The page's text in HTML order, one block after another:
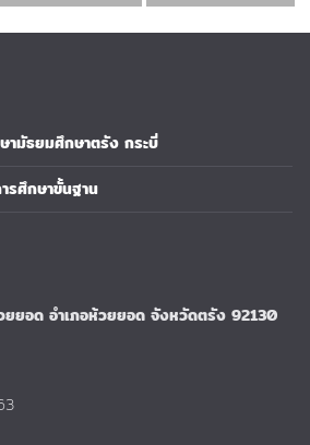
ามัธยมศึกษาตรัง กระบี่
รศึกษาขั้นฐาน
ยอด อำเภอห้วยยอด จังหวัดตรัง 92130